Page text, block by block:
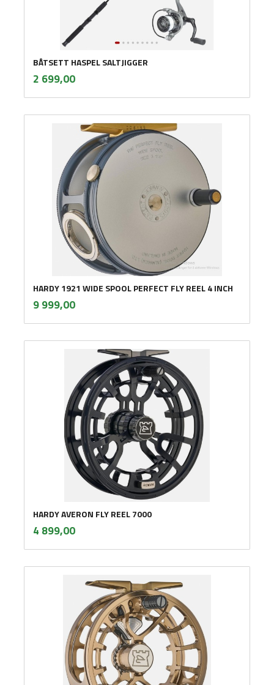
BÅTSETT HASPEL SALTJIGGER
Pris
2 699,00mva.
HARDY 1921 WIDE SPOOL PERFECT FLY REEL 4 INCH
Pris
9 999,00mva.
HARDY AVERON FLY REEL 7000
Pris
4 899,00mva.